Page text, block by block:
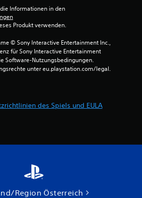
Informationen in den
Produkt verwenden.
© Sony Interactive Entertainment Inc.,
für Sony Interactive Entertainment
Software-Nutzungsbedingungen.
unter eu.playstation.com/legal.
des Spiels und EULA
Region Österreich